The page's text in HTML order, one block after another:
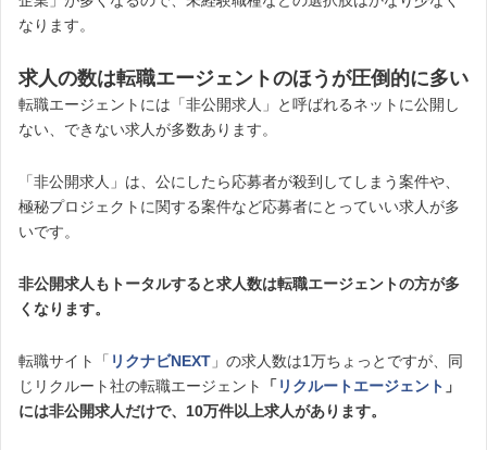
なります。
求人の数は転職エージェントのほうが圧倒的に多い
転職エージェントには「非公開求人」と呼ばれるネットに公開し
ない、できない求人が多数あります。
「非公開求人」は、公にしたら応募者が殺到してしまう案件や、
極秘プロジェクトに関する案件など応募者にとっていい求人が多
いです。
非公開求人もトータルすると求人数は転職エージェントの方が多
くなります。
転職サイト「 リクナビNEXT 」の求人数は1万ちょっとですが、同
じリクルート社の転職エージェント
「 リクルートエージェント 」
には非公開求人だけで、10万件以上求人があります。